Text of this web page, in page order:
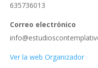
635736013
Correo electrónico
Ver la web Organizador